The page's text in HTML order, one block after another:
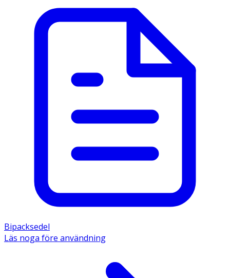
Bipacksedel
Läs noga före användning